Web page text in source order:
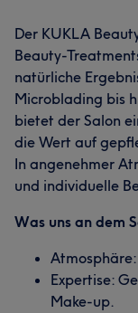
Der KUKLA
Beauty-
natürliche
Microblading bis
bietet der Salon
die Wert auf
In angenehmer
und individuelle
Was uns an dem
Expertise:
Make-up.